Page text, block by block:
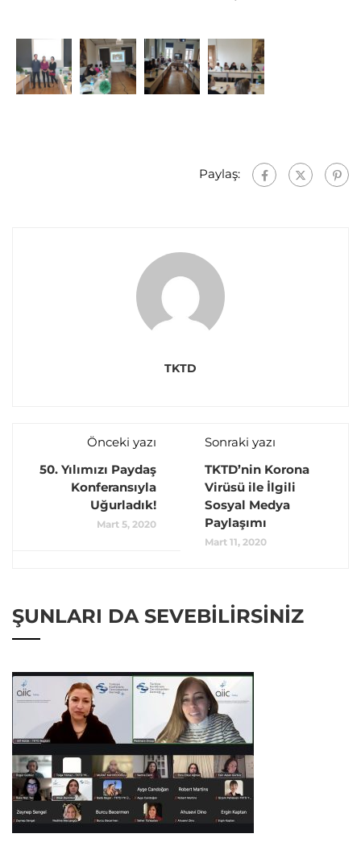
Paylaş:
TKTD
Önceki yazı
50. Yılımızı Paydaş
Konferansıyla
Uğurladık!
Mart 5, 2020
Sonraki yazı
TKTD’nin Korona
Virüsü ile İlgili
Sosyal Medya
Paylaşımı
Mart 11, 2020
ŞUNLARI DA SEVEBILIRSINIZ